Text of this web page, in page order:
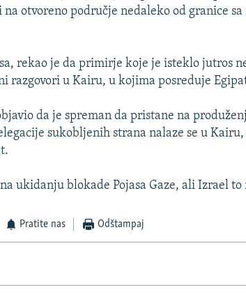
otvoreno područje nedaleko od granice
rekao je da primirje koje je isteklo jutros
razgovori u Kairu, u kojima posreduje
da je spreman da pristane na
sukobljenih strana nalaze se u
ukidanju blokade Pojasa Gaze, ali Izrael to
Pratite nas Odštampaj